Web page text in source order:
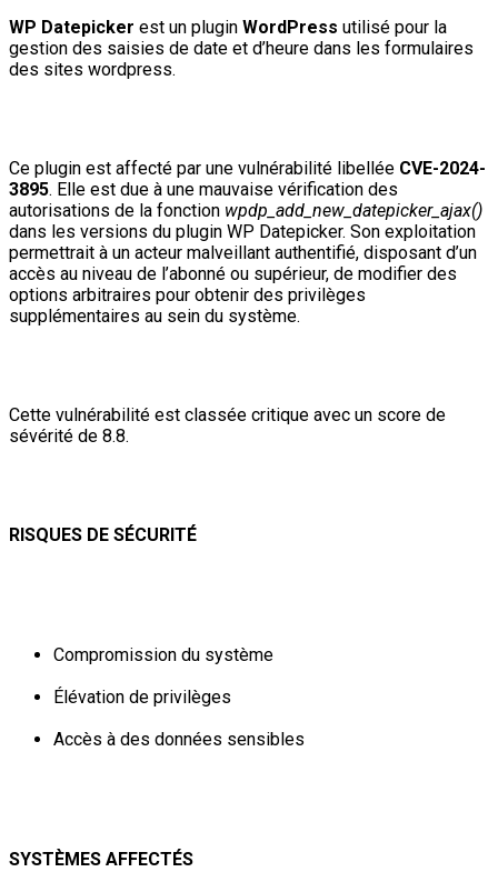
WP Datepicker est un plugin WordPress utilisé pour la
gestion des saisies de date et d’heure dans les formulaires
des sites wordpress.
Ce plugin est affecté par une vulnérabilité libellée CVE-2024-
3895. Elle est due à une mauvaise vérification des
autorisations de la fonction wpdp_add_new_datepicker_ajax()
dans les versions du plugin WP Datepicker. Son exploitation
permettrait à un acteur malveillant authentifié, disposant d’un
accès au niveau de l’abonné ou supérieur, de modifier des
options arbitraires pour obtenir des privilèges
supplémentaires au sein du système.
Cette vulnérabilité est classée critique avec un score de
sévérité de 8.8.
RISQUES DE SÉCURITÉ
Compromission du système
Élévation de privilèges
Accès à des données sensibles
SYSTÈMES AFFECTÉS